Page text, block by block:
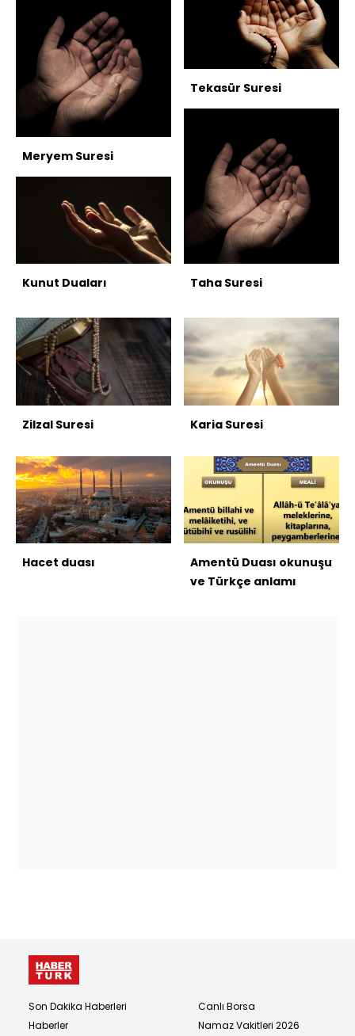
Meryem Suresi
Kunut Duaları
Tekasür Suresi
Taha Suresi
Zilzal Suresi Karia Suresi
Hacet duası
Amentü Duası okunuşu
ve Türkçe anlamı
Son Dakika Haberleri
Haberler
Canlı Borsa
Namaz Vakitleri 2026